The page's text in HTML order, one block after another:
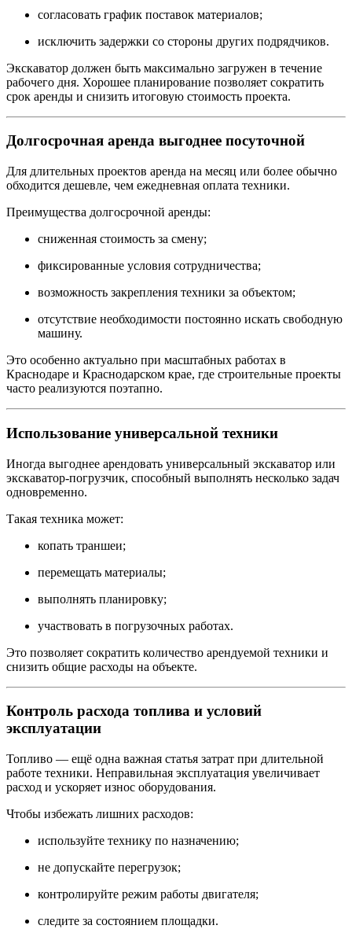
согласовать график поставок материалов;
исключить задержки со стороны других подрядчиков.
Экскаватор должен быть максимально загружен в течение
рабочего дня. Хорошее планирование позволяет сократить
срок аренды и снизить итоговую стоимость проекта.
Долгосрочная аренда выгоднее посуточной
Для длительных проектов аренда на месяц или более обычно
обходится дешевле, чем ежедневная оплата техники.
Преимущества долгосрочной аренды:
сниженная стоимость за смену;
фиксированные условия сотрудничества;
возможность закрепления техники за объектом;
отсутствие необходимости постоянно искать свободную
машину.
Это особенно актуально при масштабных работах в
Краснодаре и Краснодарском крае, где строительные проекты
часто реализуются поэтапно.
Использование универсальной техники
Иногда выгоднее арендовать универсальный экскаватор или
экскаватор-погрузчик, способный выполнять несколько задач
одновременно.
Такая техника может:
копать траншеи;
перемещать материалы;
выполнять планировку;
участвовать в погрузочных работах.
Это позволяет сократить количество арендуемой техники и
снизить общие расходы на объекте.
Контроль расхода топлива и условий
эксплуатации
Топливо — ещё одна важная статья затрат при длительной
работе техники. Неправильная эксплуатация увеличивает
расход и ускоряет износ оборудования.
Чтобы избежать лишних расходов:
используйте технику по назначению;
не допускайте перегрузок;
контролируйте режим работы двигателя;
следите за состоянием площадки.